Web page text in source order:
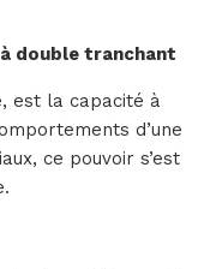
à double tranchant
est la capacité à
d’une
ce pouvoir s’est